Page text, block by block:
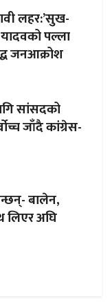
लहर:’सुख-
यादवको पल्ला
जनआक्रोश
सांसदको
जाँदै कांग्रेस-
बालेन,
लिएर अघि